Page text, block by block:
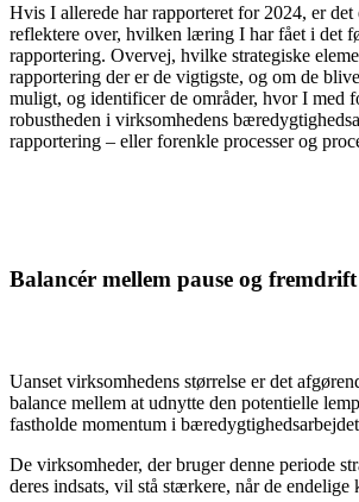
Hvis I allerede har rapporteret for 2024, er det
reflektere over, hvilken læring I har fået i det
rapportering. Overvej, hvilke strategiske
rapportering der er de vigtigste, og om de
muligt, og identificer de områder, hvor I med
robustheden i virksomhedens
rapportering – eller forenkle processer og
Balancér mellem pause og fremdrift
Uanset virksomhedens størrelse er det
balance mellem at udnytte den potentielle
fastholde momentum i
De virksomheder, der bruger denne periode
deres indsats, vil stå stærkere, når de endelige